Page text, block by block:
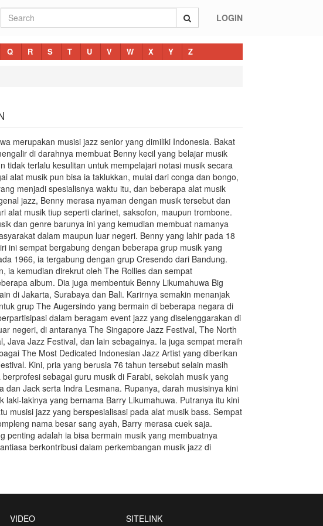
LOGIN
Q R S T U V W X Y Z
merupakan musisi jazz senior yang dimiliki Indonesia. Bakat
di darahnya membuat Benny kecil yang belajar musik
tidak terlalu kesulitan untuk mempelajari notasi musik secara
alat musik pun bisa ia taklukkan, mulai dari conga dan bongo,
menjadi spesialisnya waktu itu, dan beberapa alat musik
jazz, Benny merasa nyaman dengan musik tersebut dan
alat musik tiup seperti clarinet, saksofon, maupun trombone.
dan genre barunya ini yang kemudian membuat namanya
dalam maupun luar negeri. Benny yang lahir pada 18
ini sempat bergabung dengan beberapa grup musik yang
1966, ia tergabung dengan grup Cresendo dari Bandung.
ia kemudian direkrut oleh The Rollies dan sempat
album. Dia juga membentuk Benny Likumahuwa Big
di Jakarta, Surabaya dan Bali. Karirnya semakin menanjak
grup The Augersindo yang bermain di beberapa negara di
dalam beragam event jazz yang diselenggarakan di
negeri, di antaranya The Singapore Jazz Festival, The North
Java Jazz Festival, dan lain sebagainya. Ia juga sempat meraih
The Most Dedicated Indonesian Jazz Artist yang diberikan
Kini, pria yang berusia 76 tahun tersebut selain masih
sebagai guru musik di Farabi, sekolah musik yang
dan Jack serta Indra Lesmana. Rupanya, darah musisinya kini
laki-lakinya yang bernama Barry Likumahuwa. Putranya itu kini
musisi jazz yang berspesialisasi pada alat musik bass. Sempat
nama besar sang ayah, Barry merasa cuek saja.
penting adalah ia bisa bermain musik yang membuatnya
berkontribusi dalam perkembangan musik jazz di
VIDEO SITELINK